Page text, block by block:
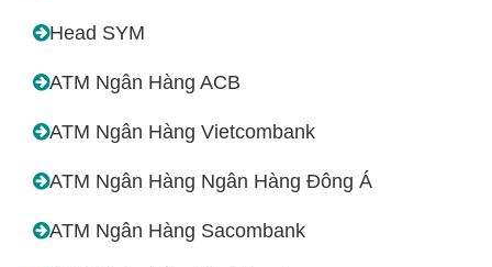
Head SYM
ATM Ngân Hàng ACB
ATM Ngân Hàng Vietcombank
ATM Ngân Hàng Ngân Hàng Đông Á
ATM Ngân Hàng Sacombank